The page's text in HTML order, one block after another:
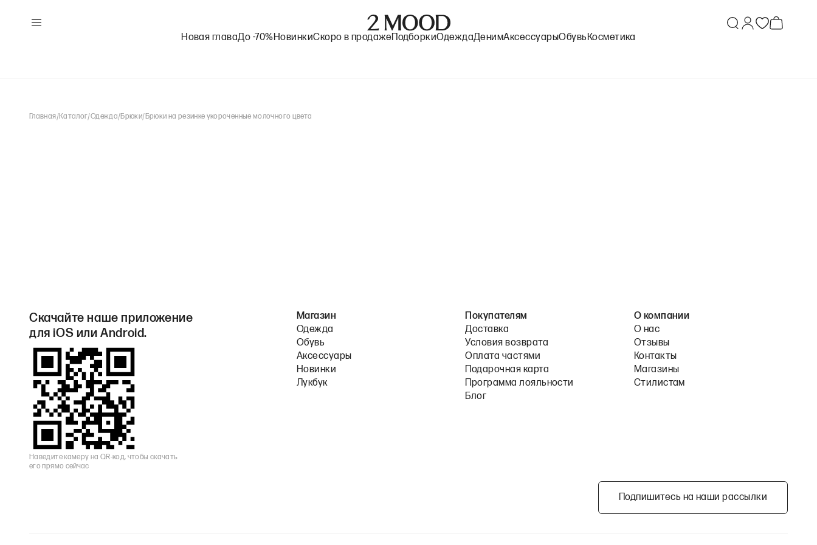
Новая главаДо -70%НовинкиСкоро в продаже ПодборкиОдеждаДенимАксессуарыОбувь Косметика
Главная/Каталог/Одежда/Брюки/ Брюки на резинке укороченные молочного цвета
Скачайте наше приложение
для iOS или Android.
Наведите камеру на QR-код, чтобы скачать
его прямо сейчас
Магазин
Одежда
Обувь
Аксессуары
Новинки
Лукбук
Покупателям
Доставка
Условия возврата
Оплата частями
Подарочная карта
Программа лояльности
Блог
О компании
О нас
Отзывы
Контакты
Магазины
Стилистам
Подпишитесь на наши рассылки